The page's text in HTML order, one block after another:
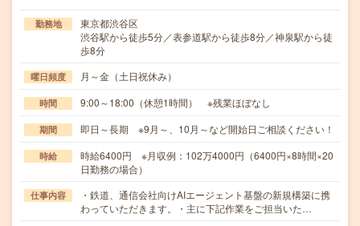
勤務地
東京都渋谷区
渋谷駅から徒歩5分／表参道駅から徒歩8分／神泉駅から徒
歩8分
曜日頻度 月～金（土日祝休み）
時間 9:00～18:00（休憩1時間） ※残業ほぼなし
期間 即日～長期 ※9月～、10月～など開始日ご相談ください！
時給
時給6400円 ※月収例：102万4000円（6400円×8時間×20
日勤務の場合）
仕事内容
・鉄道、通信会社向けAIエージェント基盤の新規構築に携
わっていただきます。・主に下記作業をご担当いた…